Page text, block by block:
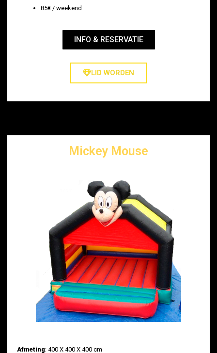
85€ / weekend
INFO & RESERVATIE
LID WORDEN
Mickey Mouse
Afmeting: 400 X 400 X 400 cm